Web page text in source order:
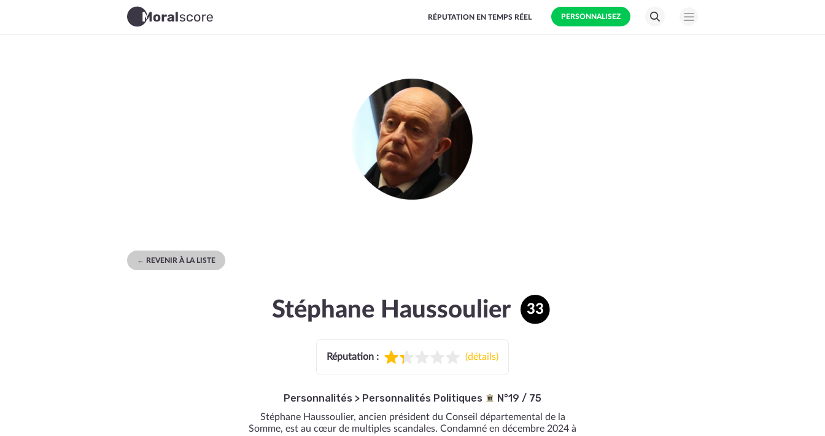
PERSONNALISEZ
RÉPUTATION EN TEMPS RÉEL
← REVENIR À LA LISTE
Stéphane Haussoulier 33
Réputation : (détails)
Personnalités > Personnalités Politiques N°19 / 75
Stéphane Haussoulier, ancien président du Conseil départemental de la
Somme, est au cœur de multiples scandales. Condamné en décembre 2024 à